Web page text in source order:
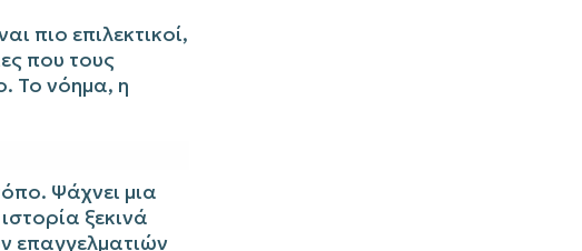
πιο επιλεκτικοί,
που τους
Το νόημα, η
Ψάχνει μια
ξεκινά
επαγγελματιών